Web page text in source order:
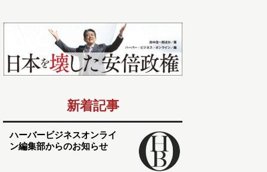
新着記事
ハーバービジネスオンライ
ン編集部からのお知らせ